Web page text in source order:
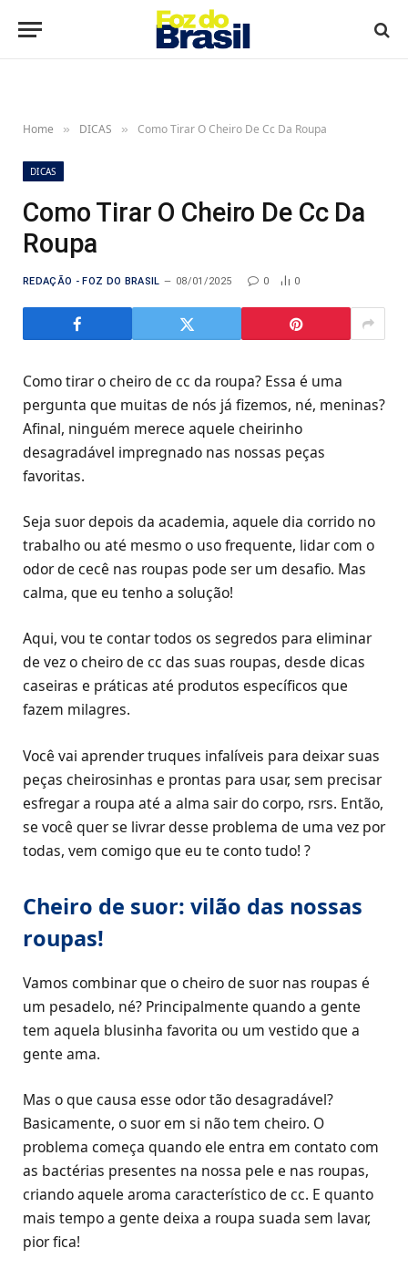
Home » DICAS » Como Tirar O Cheiro De Cc Da Roupa
DICAS
Como Tirar O Cheiro De Cc Da
Roupa
REDAÇÃO - FOZ DO BRASIL 08/01/2025 0 0
Como tirar o cheiro de cc da roupa? Essa é uma
pergunta que muitas de nós já fizemos, né, meninas?
Afinal, ninguém merece aquele cheirinho
desagradável impregnado nas nossas peças
favoritas.
Seja suor depois da academia, aquele dia corrido no
trabalho ou até mesmo o uso frequente, lidar com o
odor de cecê nas roupas pode ser um desafio. Mas
calma, que eu tenho a solução!
Aqui, vou te contar todos os segredos para eliminar
de vez o cheiro de cc das suas roupas, desde dicas
caseiras e práticas até produtos específicos que
fazem milagres.
Você vai aprender truques infalíveis para deixar suas
peças cheirosinhas e prontas para usar, sem precisar
esfregar a roupa até a alma sair do corpo, rsrs. Então,
se você quer se livrar desse problema de uma vez por
todas, vem comigo que eu te conto tudo! ?
Cheiro de suor: vilão das nossas
roupas!
Vamos combinar que o cheiro de suor nas roupas é
um pesadelo, né? Principalmente quando a gente
tem aquela blusinha favorita ou um vestido que a
gente ama.
Mas o que causa esse odor tão desagradável?
Basicamente, o suor em si não tem cheiro. O
problema começa quando ele entra em contato com
as bactérias presentes na nossa pele e nas roupas,
criando aquele aroma característico de cc. E quanto
mais tempo a gente deixa a roupa suada sem lavar,
pior fica!